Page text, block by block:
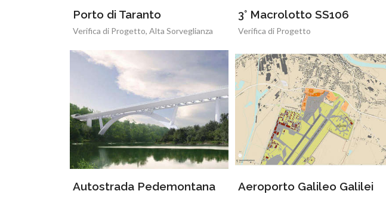
Porto di Taranto
Verifica di Progetto, Alta Sorveglianza
3° Macrolotto SS106
Verifica di Progetto
Autostrada Pedemontana Aeroporto Galileo Galilei